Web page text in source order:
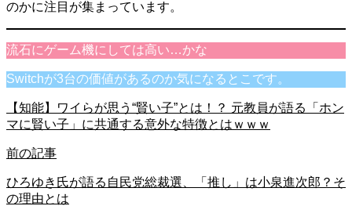
のかに注目が集まっています。
流石にゲーム機にしては高い…かな
Switchが3台の価値があるのか気になるとこです。
【知能】ワイらが思う“賢い子”とは！？ 元教員が語る「ホン
マに賢い子」に共通する意外な特徴とはｗｗｗ
前の記事
ひろゆき氏が語る自民党総裁選、「推し」は小泉進次郎？そ
の理由とは